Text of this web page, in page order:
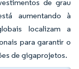
de grau
aumentando à
localizam a
para garantir o
de gigaprojetos.